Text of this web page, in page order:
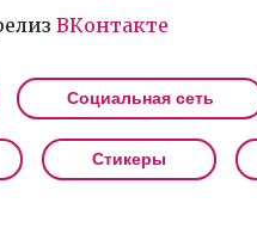
ВКонтакте
Социальная сеть
Стикеры